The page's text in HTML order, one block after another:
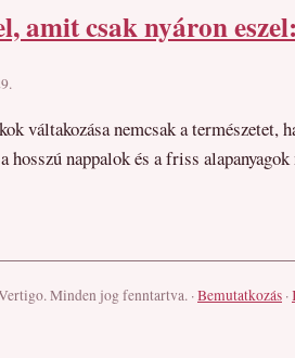
amit csak nyáron
váltakozása nemcsak a természetet,
hosszú nappalok és a friss
Minden jog fenntartva. ·Bemutatkozás ·